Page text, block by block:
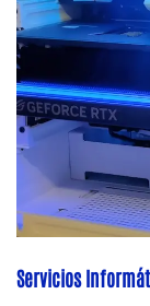
Servicios